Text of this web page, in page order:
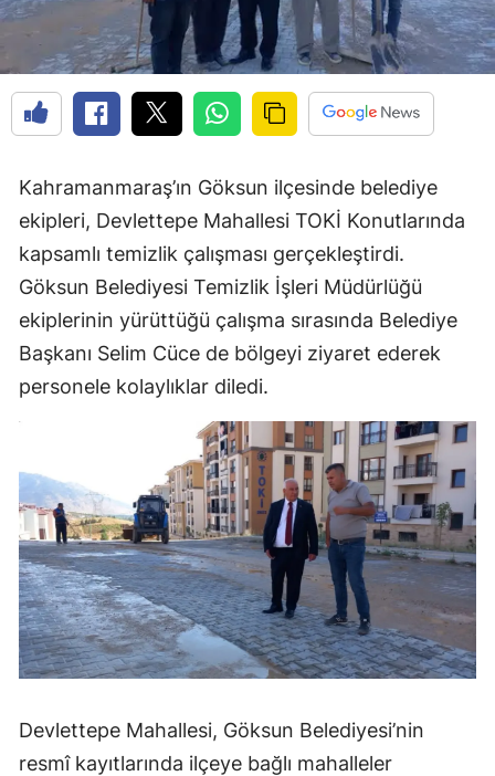
Kahramanmaraş’ın Göksun ilçesinde belediye
ekipleri, Devlettepe Mahallesi TOKİ Konutlarında
kapsamlı temizlik çalışması gerçekleştirdi.
Göksun Belediyesi Temizlik İşleri Müdürlüğü
ekiplerinin yürüttüğü çalışma sırasında Belediye
Başkanı Selim Cüce de bölgeyi ziyaret ederek
personele kolaylıklar diledi.
Devlettepe Mahallesi, Göksun Belediyesi’nin
resmî kayıtlarında ilçeye bağlı mahalleler